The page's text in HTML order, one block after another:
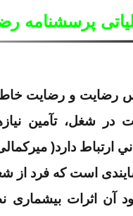
پرسشنامه
رضايت و رضايت
در شغل، تآمين
دارد( میرکمالی،
است که فرد از
آن اثرات بیشماری